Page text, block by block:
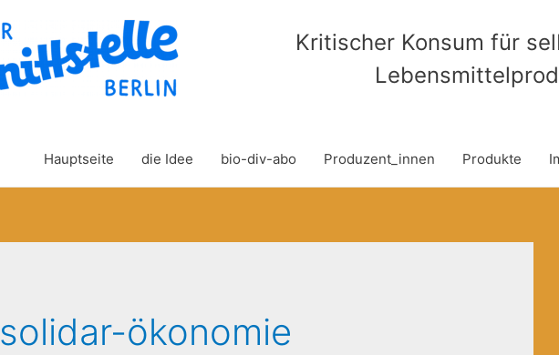
Kritischer Konsum für
Hauptseite die Idee bio-div-abo Produzent_innen Produkte
solidar-ökonomie